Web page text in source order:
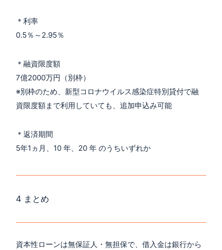
＊利率
0.5％～2.95％
＊融資限度額
7億2000万円（別枠）
※別枠のため、新型コロナウイルス感染症特別貸付で融
資限度額まで利用していても、追加申込み可能
＊返済期間
5年1ヵ月、10 年、20 年 のうちいずれか
4 まとめ
資本性ローンは無保証人・無担保で、借入金は銀行から